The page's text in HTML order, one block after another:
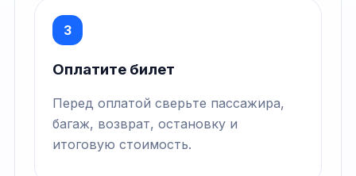
3
Оплатите билет
Перед оплатой сверьте пассажира,
багаж, возврат, остановку и
итоговую стоимость.